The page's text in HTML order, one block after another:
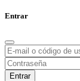
Entrar
Entrar